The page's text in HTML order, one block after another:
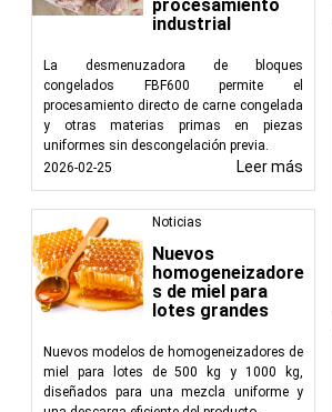
procesamiento
industrial
La desmenuzadora de bloques
congelados FBF600 permite el
procesamiento directo de carne congelada
y otras materias primas en piezas
uniformes sin descongelación previa.
2026-02-25
Leer más
Noticias
Nuevos
homogeneizadore
s de miel para
lotes grandes
Nuevos modelos de homogeneizadores de
miel para lotes de 500 kg y 1000 kg,
diseñados para una mezcla uniforme y